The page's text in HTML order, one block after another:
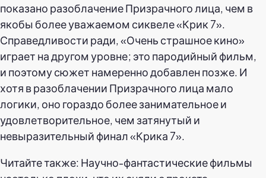
показано разоблачение Призрачного лица, чем в
якобы более уважаемом сиквеле «Крик 7».
Справедливости ради, «Очень страшное кино»
играет на другом уровне; это пародийный фильм,
и поэтому сюжет намеренно добавлен позже. И
хотя в разоблачении Призрачного лица мало
логики, оно гораздо более занимательное и
удовлетворительное, чем затянутый и
невыразительный финал «Крика 7».
Читайте также: Научно-фантастические фильмы